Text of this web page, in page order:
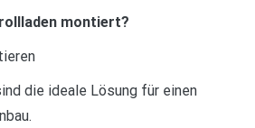
montiert?
die ideale Lösung für einen